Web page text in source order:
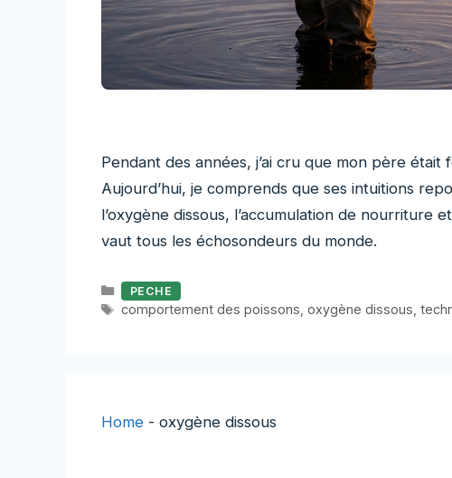
Pendant des années, j’ai cru que mon père
Aujourd’hui, je comprends que ses intuitions
l’oxygène dissous, l’accumulation de nourriture
vaut tous les échosondeurs du monde.
Catégories
PECHE
Étiquettes
comportement des poissons oxygène dissous
Home - oxygène dissous